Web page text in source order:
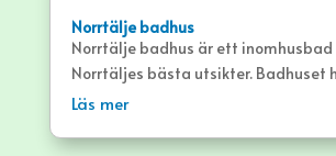
Norrtälje badhus
Norrtälje badhus är ett inomhusbad
Norrtäljes bästa utsikter. Badhuset
för alla att njuta av och i.
Läs mer